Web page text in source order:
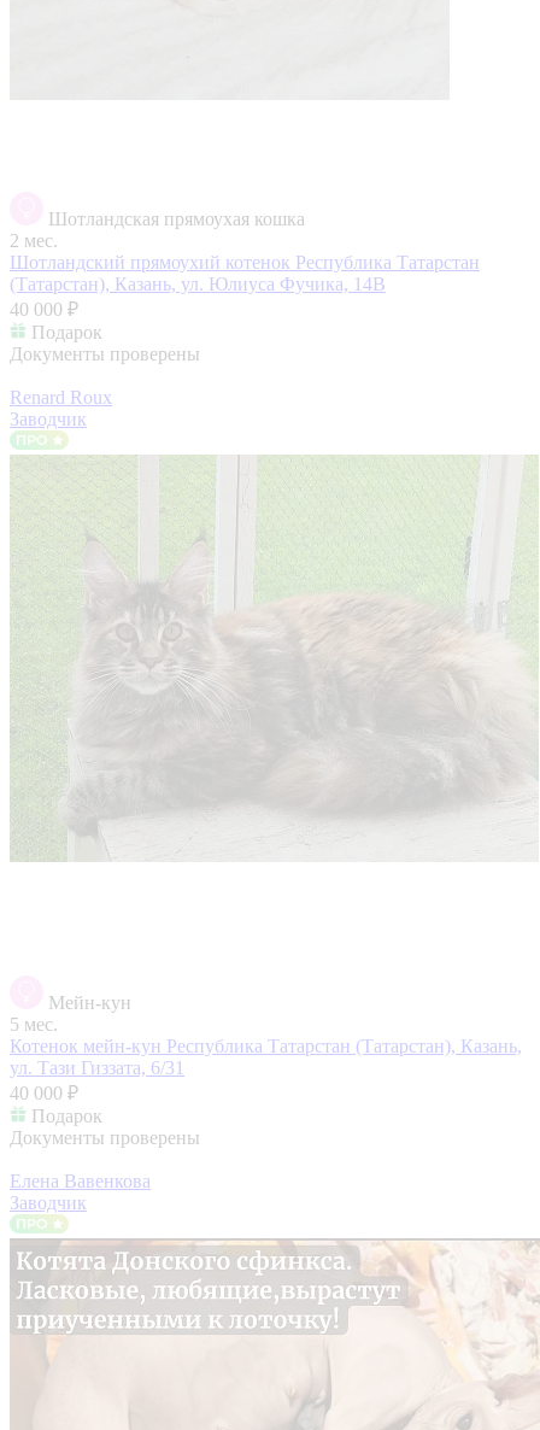
Шотландская прямоухая кошка
2 мес.
Шотландский прямоухий котенок Республика Татарстан
(Татарстан), Казань, ул. Юлиуса Фучика, 14В
40 000 ₽
Подарок
Документы проверены
Renard Roux
Заводчик
Мейн-кун
5 мес.
Котенок мейн-кун Республика Татарстан (Татарстан), Казань,
ул. Тази Гиззата, 6/31
40 000 ₽
Подарок
Документы проверены
Елена Вавенкова
Заводчик